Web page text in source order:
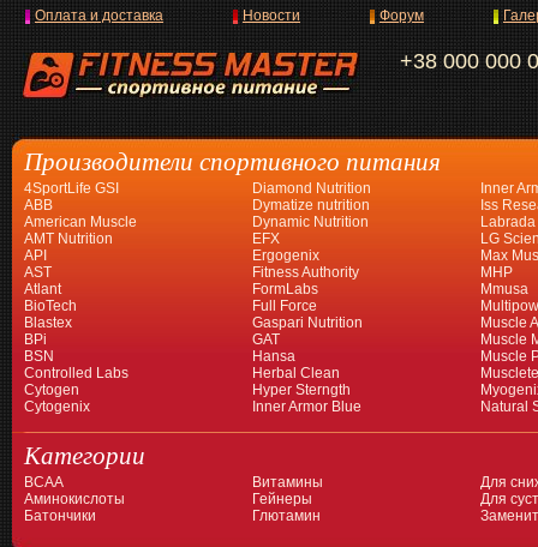
+38 000 000
Оплата и доставка Новости Форум
Производители спортивного питания
4SportLife GSI
ABB
American Muscle
AMT Nutrition
API
AST
Atlant
BioTech
Blastex
BPi
BSN
Controlled Labs
Cytogen
Cytogenix
Diamond Nutrition
Dymatize nutrition
Dynamic Nutrition
EFX
Ergogenix
Fitness Authority
FormLabs
Full Force
Gaspari Nutrition
GAT
Hansa
Herbal Clean
Hyper Sterngth
Inner Armor Blue
Inner
Iss
Labrada
LG
Max
MHP
Mmusa
Muscle
Muscle
Muscle
Natural
Категории
BCAA
Аминокислоты
Батончики
Витамины
Гейнеры
Глютамин
Для
Для